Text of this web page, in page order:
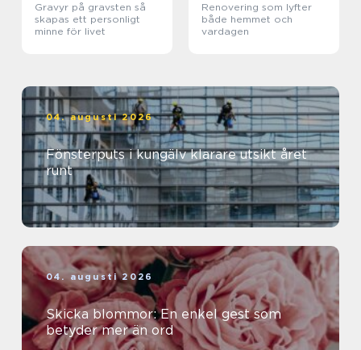
Gravyr på gravsten så
skapas ett personligt
minne för livet
Renovering som lyfter
både hemmet och
vardagen
04. augusti 2026
Fönsterputs i kungälv klarare utsikt året
runt
04. augusti 2026
Skicka blommor: En enkel gest som
betyder mer än ord